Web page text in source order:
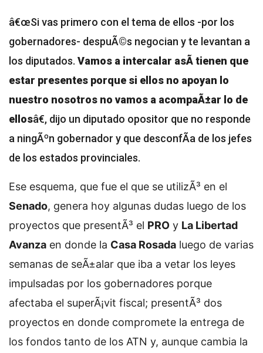
â€œSi vas primero con el tema de ellos -por los
gobernadores- despuÃ©s negocian y te levantan a
los diputados. Vamos a intercalar asÃ­ tienen que
estar presentes porque si ellos no apoyan lo
nuestro nosotros no vamos a acompaÃ±ar lo de
ellosâ€, dijo un diputado opositor que no responde
a ningÃºn gobernador y que desconfÃ­a de los jefes
de los estados provinciales.
Ese esquema, que fue el que se utilizÃ³ en el
Senado, genera hoy algunas dudas luego de los
proyectos que presentÃ³ el PRO y La Libertad
Avanza en donde la Casa Rosada luego de varias
semanas de seÃ±alar que iba a vetar los leyes
impulsadas por los gobernadores porque
afectaba el superÃ¡vit fiscal; presentÃ³ dos
proyectos en donde compromete la entrega de
los fondos tanto de los ATN y, aunque cambia la